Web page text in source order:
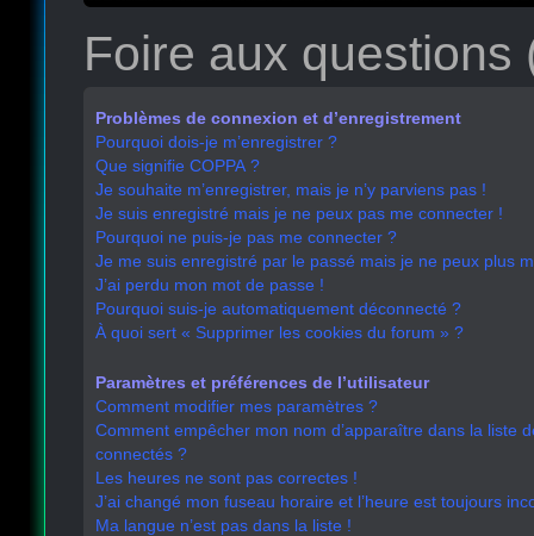
Foire aux
Problèmes de connexion et d’enregistrement
Pourquoi dois-je m’enregistrer ?
Que signifie COPPA ?
Je souhaite m’enregistrer, mais je n’y parviens pas !
Je suis enregistré mais je ne peux pas me connecter !
Pourquoi ne puis-je pas me connecter ?
Je me suis enregistré par le passé mais je ne peux plus
J’ai perdu mon mot de passe !
Pourquoi suis-je automatiquement déconnecté ?
À quoi sert « Supprimer les cookies du forum » ?
Paramètres et préférences de l’utilisateur
Comment modifier mes paramètres ?
Comment empêcher mon nom d’apparaître dans la liste
connectés ?
Les heures ne sont pas correctes !
J’ai changé mon fuseau horaire et l’heure est toujours
Ma langue n’est pas dans la liste !